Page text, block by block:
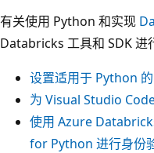
有关使用 Python 和实现
Databricks 工具和 SDK 进
设置适用于 Python
为 Visual Studio
使用 Azure
for Python 进行身份